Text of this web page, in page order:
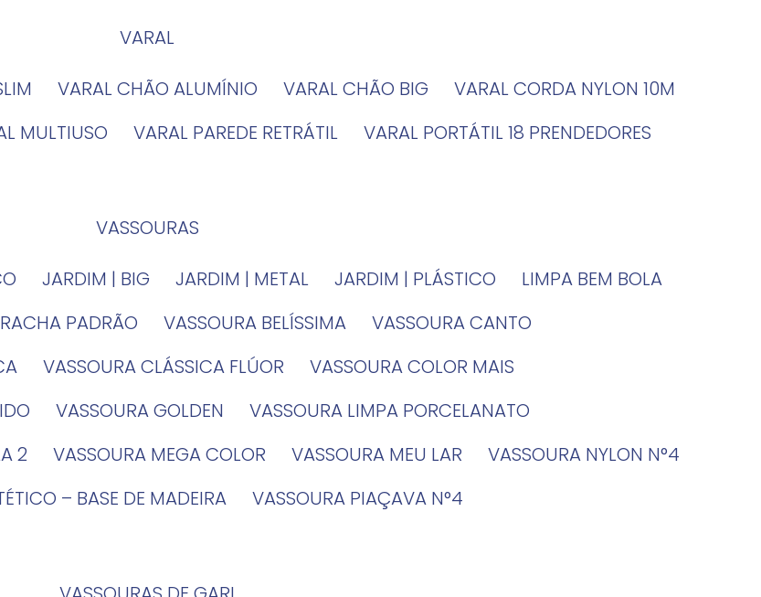
VARAL
VARAL CHÃO ALUMÍNIO VARAL CHÃO BIG
VARAL CORDA NYLON 10M
MULTIUSO VARAL PAREDE RETRÁTIL
VARAL PORTÁTIL 18 PRENDEDORES
VASSOURAS
JARDIM | BIG JARDIM | METAL JARDIM | PLÁSTICO
LIMPA BEM BOLA
PADRÃO VASSOURA BELÍSSIMA
VASSOURA CANTO
VASSOURA CLÁSSICA FLÚOR
VASSOURA COLOR MAIS
VASSOURA GOLDEN
VASSOURA LIMPA PORCELANATO
2 VASSOURA MEGA COLOR VASSOURA MEU LAR
VASSOURA NYLON N°4
– BASE DE MADEIRA
VASSOURA PIAÇAVA N°4